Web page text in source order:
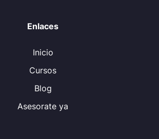
Enlaces
Inicio
Cursos
Blog
Asesorate ya